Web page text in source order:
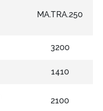
MA.TRA.250
3200
1410
2100